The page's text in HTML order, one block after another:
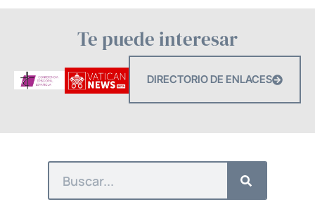
Te puede interesar
DIRECTORIO DE ENLACES